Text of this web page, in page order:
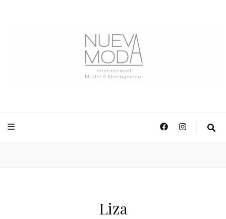
Liza